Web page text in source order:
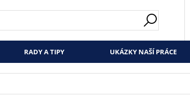
RADY A TIPY UKÁZKY NAŠÍ PRÁCE